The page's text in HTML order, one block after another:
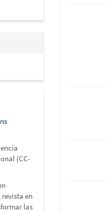
(CC-
en
las